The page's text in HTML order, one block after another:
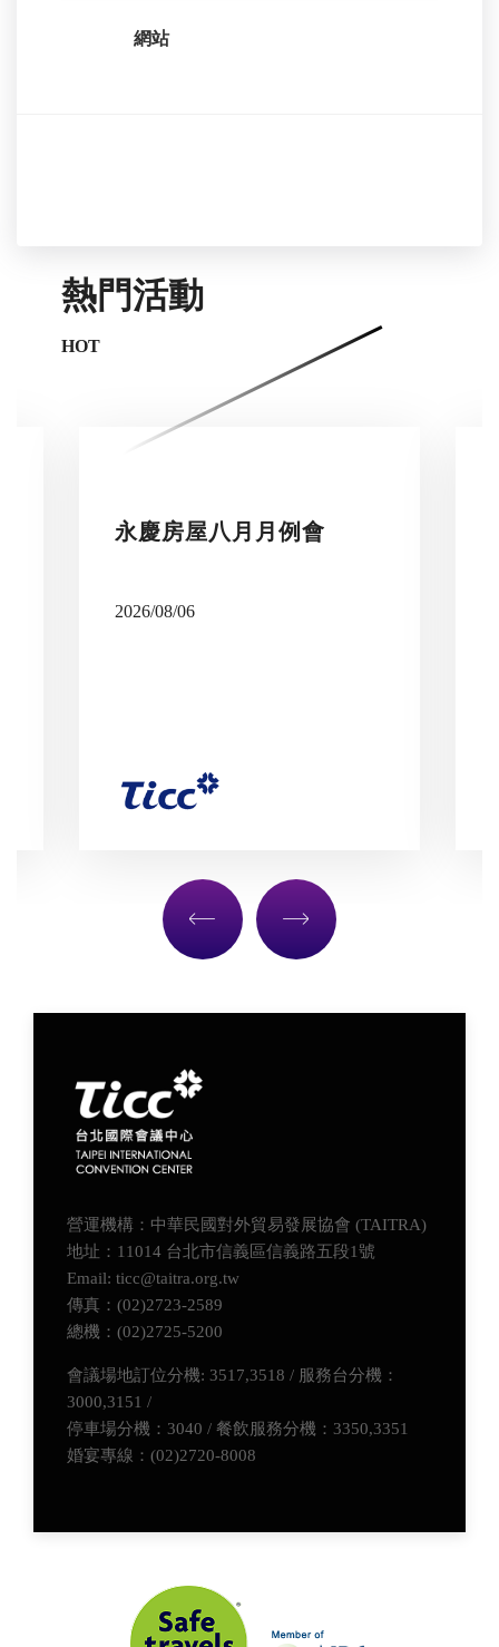
網站
熱門活動
HOT
永慶房屋八月月例會
2026/08/06
營運機構：中華民國對外貿易發展協會 (TAITRA)
地址：11014 台北市信義區信義路五段1號
Email: ticc@taitra.org.tw
傳真：(02)2723-2589
總機：(02)2725-5200
會議場地訂位分機: 3517,3518 / 服務台分機：
3000,3151 /
停車場分機：3040 / 餐飲服務分機：3350,3351
婚宴專線：(02)2720-8008